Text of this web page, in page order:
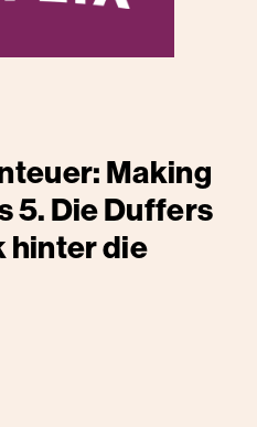
Making
5. Die Duffers
hinter die